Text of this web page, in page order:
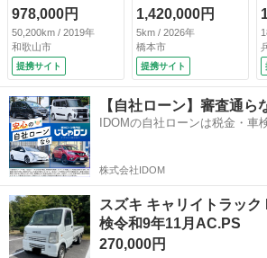
様・幌付き・高さ２
３２センチ・左右９
０度ストッパー・２
ＷＤ・ＡＴ・ＥＴ
Ｃ・フォグライト・
ＡＣ・ＰＳ・ＰＷ・
Ｗエアバック・フロ
アゴムマット・社外
ナビ・フルセグＴ
Ｖ・ＤＶＤ・ＢＴ接
続可 （車検整備
付）
978,000円
50,200km / 2019年
和歌山市
提携サイト
様 ４ＷＤ 届出済
未使用車 （検10.7）
1,420,000円
5km / 2026年
橋本市
提携サイト
【自社ローン】審査通ら
IDOMの自社ローンは税金・車
株式会社IDOM
スズキ キャリイトラッ
検令和9年11月AC.PS
270,000円